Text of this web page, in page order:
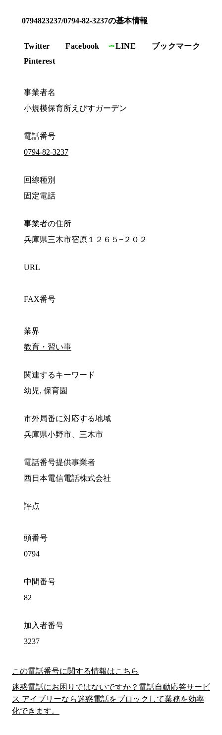
0794823237/0794-82-3237の基本情報
Twitter Facebook LINE
ブックマーク
Pinterest
事業者名
小規模保育所えびすガーデン
電話番号
0794-82-3237
回線種別
固定電話
事業者の住所
兵庫県三木市宿原１２６５−２０２
URL
FAX番号
業界
教育・習い事
関連するキーワード
幼児, 保育園
市外局番に対応する地域
兵庫県小野市、三木市
電話番号提供事業者
西日本電信電話株式会社
評点
頭番号
0794
中間番号
82
加入者番号
3237
この電話番号に関する情報はこちら
迷惑電話にお困りではないですか？電話自動応答サービ
ス アイブリーなら迷惑電話をブロックして業務を効率
化できます。